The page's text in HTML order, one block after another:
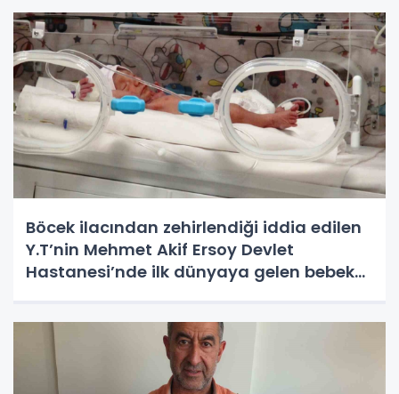
Böcek ilacından zehirlendiği iddia edilen
Y.T’nin Mehmet Akif Ersoy Devlet
Hastanesi’nde ilk dünyaya gelen bebek